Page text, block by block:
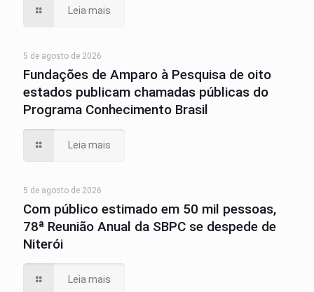
Leia mais
5 de agosto de 2026
Fundações de Amparo à Pesquisa de oito
estados publicam chamadas públicas do
Programa Conhecimento Brasil
Leia mais
5 de agosto de 2026
Com público estimado em 50 mil pessoas,
78ª Reunião Anual da SBPC se despede de
Niterói
Leia mais